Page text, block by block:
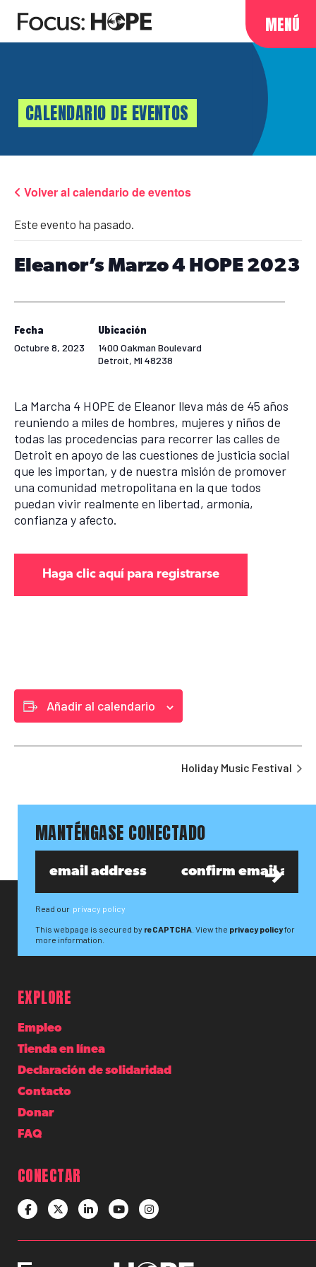
MENÚ
CALENDARIO DE EVENTOS
Volver al calendario de eventos
Este evento ha pasado.
Eleanor’s Marzo 4 HOPE 2023
Fecha
Octubre 8, 2023
Ubicación
1400 Oakman Boulevard
Detroit, MI 48238
La Marcha 4 HOPE de Eleanor lleva más de 45 años
reuniendo a miles de hombres, mujeres y niños de
todas las procedencias para recorrer las calles de
Detroit en apoyo de las cuestiones de justicia social
que les importan, y de nuestra misión de promover
una comunidad metropolitana en la que todos
puedan vivir realmente en libertad, armonía,
confianza y afecto.
Haga clic aquí para registrarse
Añadir al calendario
Holiday Music Festival
MANTÉNGASE CONECTADO
Read our privacy policy
This webpage is secured by reCAPTCHA . View the privacy policyfor
more information.
EXPLORE
Empleo
Tienda en línea
Declaración de solidaridad
Contacto
Donar
FAQ
CONECTAR